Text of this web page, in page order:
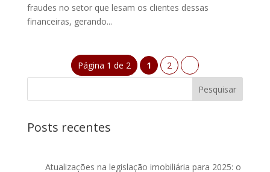
fraudes no setor que lesam os clientes dessas
financeiras, gerando...
Página 1 de 2 1 2
Posts recentes
Atualizações na legislação imobiliária para 2025: o